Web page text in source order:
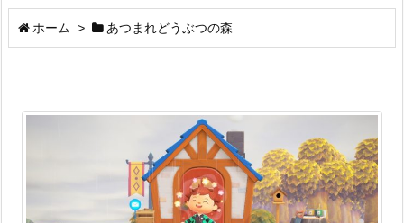
ホーム > あつまれどうぶつの森